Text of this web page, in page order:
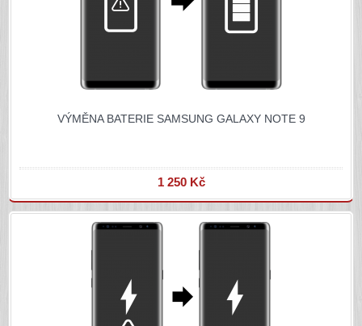
VÝMĚNA BATERIE SAMSUNG GALAXY NOTE 9
1 250 Kč